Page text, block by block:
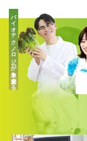
バイオテクノロジーが未来を創造する